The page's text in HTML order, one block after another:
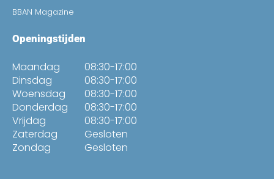
BBAN Magazine
Openingstijden
Maandag
Dinsdag
Woensdag
Donderdag
Vrijdag
Zaterdag
Zondag
08:30-17:00
08:30-17:00
08:30-17:00
08:30-17:00
08:30-17:00
Gesloten
Gesloten